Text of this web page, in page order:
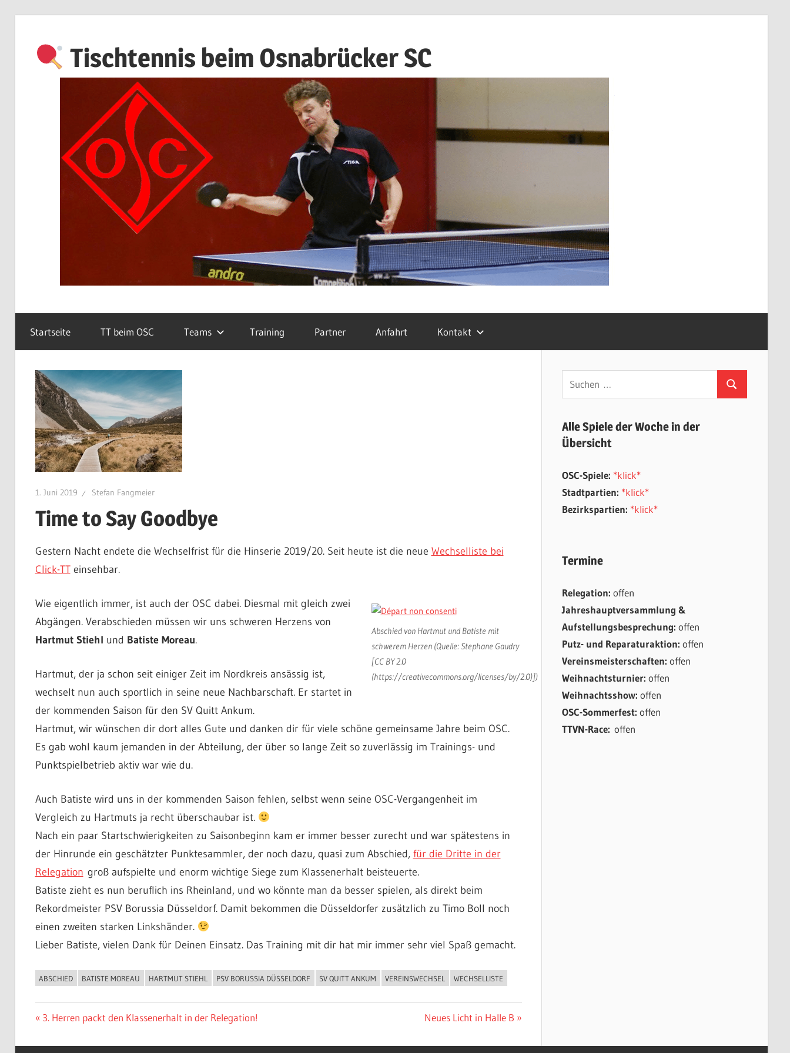
springen
Tischtennis beim Osnabrücker SC
Startseite TT beim OSC Teams Training Partner Anfahrt Kontakt
1. Juni 2019 Stefan Fangmeier
Time to Say Goodbye
Gestern Nacht endete die Wechselfrist für die Hinserie 2019/20. Seit heute ist die neue Wechselliste bei
Click-TTeinsehbar.
Abschied von Hartmut und Batiste mit
schwerem Herzen (Quelle: Stephane Gaudry
[CC BY 2.0
(https://creativecommons.org/licenses/by/2.0)])
Wie eigentlich immer, ist auch der OSC dabei. Diesmal mit gleich zwei
Abgängen. Verabschieden müssen wir uns schweren Herzens von
Hartmut Stiehl und Batiste Moreau.
Hartmut, der ja schon seit einiger Zeit im Nordkreis ansässig ist,
wechselt nun auch sportlich in seine neue Nachbarschaft. Er startet in
der kommenden Saison für den SV Quitt Ankum.
Hartmut, wir wünschen dir dort alles Gute und danken dir für viele schöne gemeinsame Jahre beim OSC.
Es gab wohl kaum jemanden in der Abteilung, der über so lange Zeit so zuverlässig im Trainings- und
Punktspielbetrieb aktiv war wie du.
Auch Batiste wird uns in der kommenden Saison fehlen, selbst wenn seine OSC-Vergangenheit im
Vergleich zu Hartmuts ja recht überschaubar ist.
Nach ein paar Startschwierigkeiten zu Saisonbeginn kam er immer besser zurecht und war spätestens in
der Hinrunde ein geschätzter Punktesammler, der noch dazu, quasi zum Abschied, für die Dritte in der
Relegation groß aufspielte und enorm wichtige Siege zum Klassenerhalt beisteuerte.
Batiste zieht es nun beruflich ins Rheinland, und wo könnte man da besser spielen, als direkt beim
Rekordmeister PSV Borussia Düsseldorf. Damit bekommen die Düsseldorfer zusätzlich zu Timo Boll noch
einen zweiten starken Linkshänder.
Lieber Batiste, vielen Dank für Deinen Einsatz. Das Training mit dir hat mir immer sehr viel Spaß gemacht.
ALLGEMEIN
ABSCHIED BATISTE MOREAU HARTMUT STIEHL PSV BORUSSIA DÜSSELDORF SV QUITT ANKUM VEREINSWECHSEL WECHSELLISTE
Beitragsnavigation
Vorheriger
3. Herren packt den Klassenerhalt in der Relegation!
Nächster
Neues Licht in Halle B
Suchen
nach:
Suchen
Alle Spiele der Woche in der
Übersicht
OSC-Spiele: *klick*
Stadtpartien: *klick*
Bezirkspartien: *klick*
Termine
Relegation: offen
Jahreshauptversammlung &
Aufstellungsbesprechung: offen
Putz- und Reparaturaktion: offen
Vereinsmeisterschaften: offen
Weihnachtsturnier: offen
Weihnachtsshow: offen
OSC-Sommerfest: offen
TTVN-Race: offen